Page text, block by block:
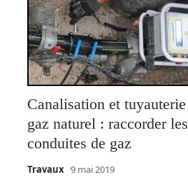
Canalisation et tuyauterie
gaz naturel : raccorder les
conduites de gaz
Travaux 9 mai 2019